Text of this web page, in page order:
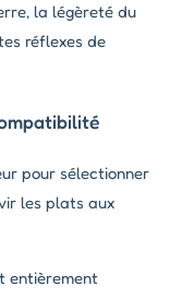
la légèreté du
réflexes de
pour sélectionner
les plats aux
entièrement